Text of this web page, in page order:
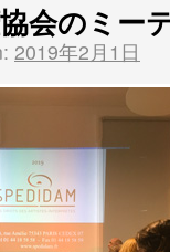
会のミー
2019年2月1日